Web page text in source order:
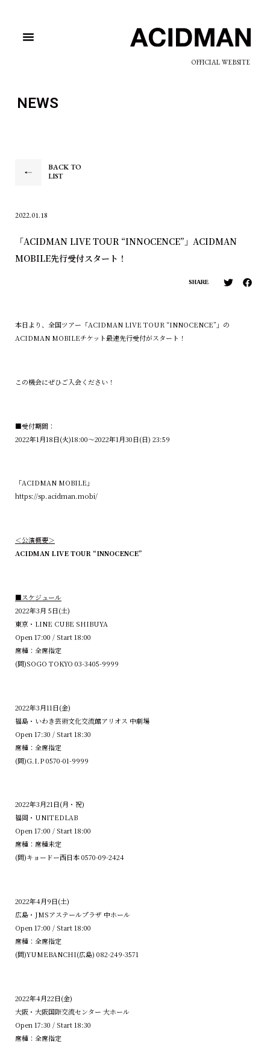
OFFICIAL WEBSITE
NEWS
BACK TO
LIST
2022.01.18
「ACIDMAN LIVE TOUR “INNOCENCE”」ACIDMAN
MOBILE先行受付スタート！
SHARE
本日より、全国ツアー「ACIDMAN LIVE TOUR “INNOCENCE”」の
ACIDMAN MOBILEチケット最速先行受付がスタート！
この機会にぜひご入会ください！
■受付期間：
2022年1月18日(火)18:00〜2022年1月30日(日) 23:59
「ACIDMAN MOBILE」
https://sp.acidman.mobi/
＜公演概要＞
ACIDMAN LIVE TOUR “INNOCENCE”
■スケジュール
2022年3月 5日(土)
東京・LINE CUBE SHIBUYA
Open 17:00 / Start 18:00
席種：全席指定
(問)SOGO TOKYO 03-3405-9999
2022年3月11日(金)
福島・いわき芸術文化交流館アリオス 中劇場
Open 17:30 / Start 18:30
席種：全席指定
(問)G.I.P 0570-01-9999
2022年3月21日(月・祝)
福岡・UNITEDLAB
Open 17:00 / Start 18:00
席種：席種未定
(問)キョードー西日本 0570-09-2424
2022年4月9日(土)
広島・JMSアステールプラザ 中ホール
Open 17:00 / Start 18:00
席種：全席指定
(問)YUMEBANCHI(広島) 082-249-3571
2022年4月22日(金)
大阪・大阪国際交流センター 大ホール
Open 17:30 / Start 18:30
席種：全席指定